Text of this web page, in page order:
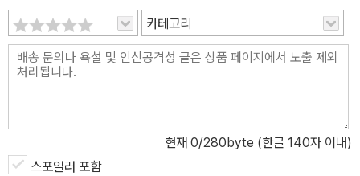
편소설을 한데 묶는 기존의 방식이 아닌, ‘단 한 편’의 단편만으로 책
을 구성하는 이례적인 시도를 통해 독자들에게 한 편 한 편 깊게 호흡
하는 특별한 경험을 선사한다. 위픽은 소재나 형식 등 그 어떤 기준과
구분에도 얽매이지 않고 오직 ‘단 한 편의 이야기’라는 완결성에 주목
재미를 확장한다. 시즌 1 50편에 이어 시즌 2는 더욱 새로운 작가와
이야기들로 가득하다. 시즌 2에는 강화길, 임선우, 단요, 정보라, 김보
카테고리
현재 0/280byte (한글 140자 이내)
스포일러 포함